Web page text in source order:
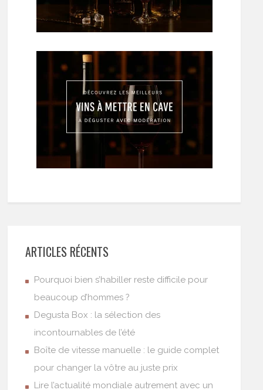
ARTICLES RÉCENTS
Pourquoi bien s’habiller reste difficile pour
beaucoup d’hommes ?
Degusta Box : la sélection des
incontournables de l’été
Boîte de vitesse manuelle : le guide complet
pour changer la vôtre au juste prix
Lire l’actualité mondiale autrement avec un